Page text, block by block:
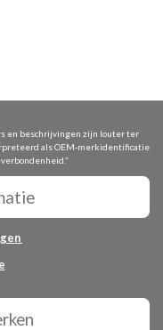
en beschrijvingen zijn louter ter
als OEM-merkidentificatie